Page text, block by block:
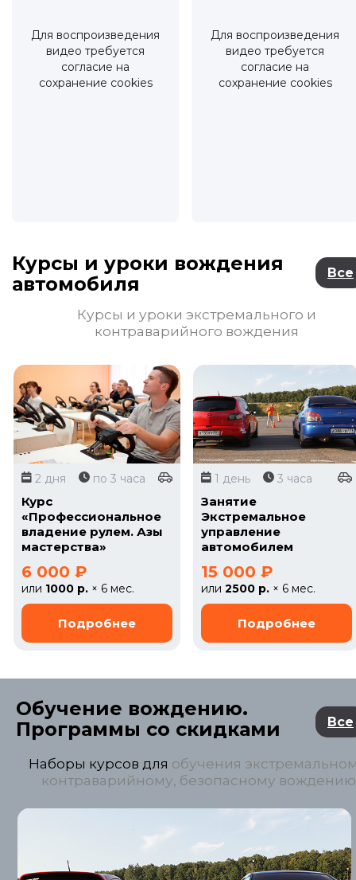
Для воспроизведения
видео требуется
согласие на
сохранение cookies
Для воспроизведения
видео требуется
согласие на
сохранение cookies
Курсы и уроки вождения
автомобиля
Все
Курсы и уроки экстремального и
контраварийного вождения
2 дня по 3 часа
Курс
«Профессиональное
владение рулем. Азы
мастерства»
6 000 ₽
или 1000 р. × 6 мес.
1 день 3 часа
Занятие
Экстремальное
управление
автомобилем
15 000 ₽
или2500 р. × 6 мес.
Обучение вождению.
Программы со скидками
Все
Наборы курсов для обучения
контраварийному, безопасному вождению